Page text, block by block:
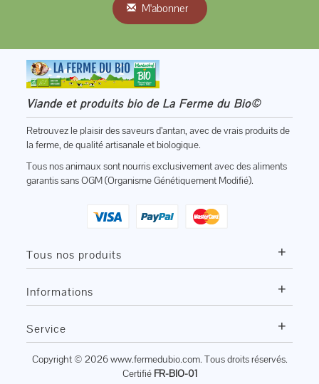
M'abonner
Viande et produits bio de La Ferme du Bio©
Retrouvez le plaisir des saveurs d’antan, avec de vrais produits de
la ferme, de qualité artisanale et biologique.
Tous nos animaux sont nourris exclusivement avec des aliments
garantis sans OGM (Organisme Génétiquement Modifié).
Tous nos produits +
Informations +
Service +
Copyright © 2026www.fermedubio.com. Tous droits réservés.
Certifié FR-BIO-01